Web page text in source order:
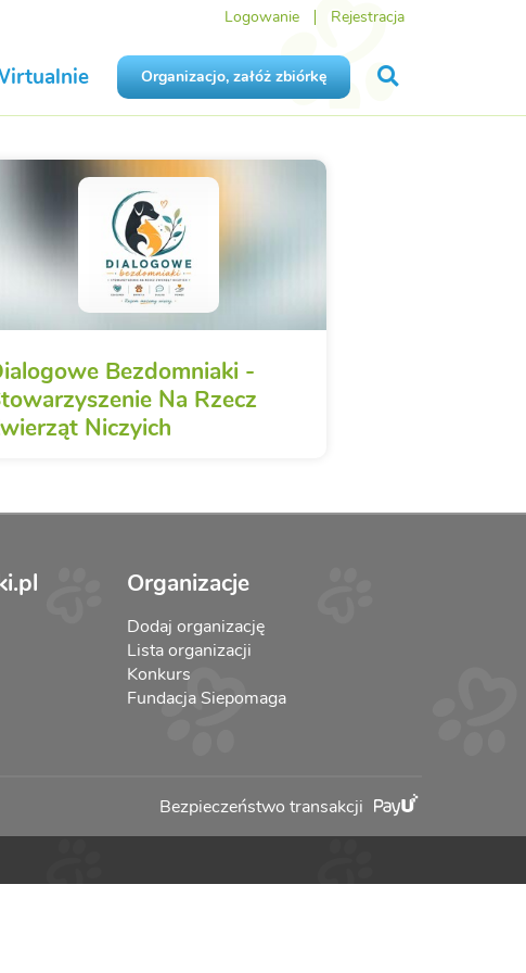
Logowanie Rejestracja
Organizacjo, załóż zbiórkę
Bezdomniaki -
Na Rzecz
Niczyich
Organizacje
Dodaj organizację
Lista organizacji
Konkurs
Fundacja Siepomaga
Bezpieczeństwo transakcji